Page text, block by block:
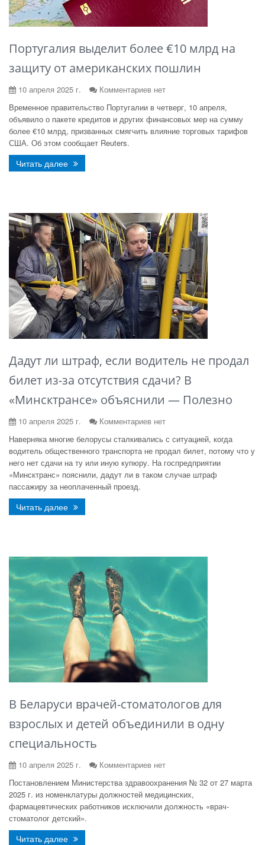
Португалия выделит более €10 млрд на
защиту от американских пошлин
10 апреля 2025 г.
Комментариев нет
Временное правительство Португалии в четверг, 10 апреля,
объявило о пакете кредитов и других финансовых мер на сумму
более €10 млрд, призванных смягчить влияние торговых тарифов
США. Об этом сообщает Reuters.
Читать далее
Дадут ли штраф, если водитель не продал
билет из-за отсутствия сдачи? В
«Минсктрансе» объяснили — Полезно
10 апреля 2025 г.
Комментариев нет
Наверняка многие белорусы сталкивались с ситуацией, когда
водитель общественного транспорта не продал билет, потому что у
него нет сдачи на ту или иную купюру. На госпредприятии
«Минсктранс» пояснили, дадут ли в таком случае штраф
пассажиру за неоплаченный проезд.
Читать далее
В Беларуси врачей-стоматологов для
взрослых и детей объединили в одну
специальность
10 апреля 2025 г.
Комментариев нет
Постановлением Министерства здравоохранения № 32 от 27 марта
2025 г. из номенклатуры должностей медицинских,
фармацевтических работников исключили должность «врач-
стоматолог детский».
Читать далее